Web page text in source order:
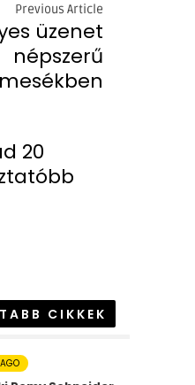
Previous Article
üzenet
népszerű
20
CIKKEK